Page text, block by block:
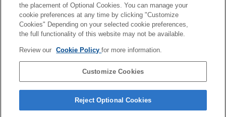
Si vous avez des problèmes
Pour plus d’informations sur la conformité aux lois sur
Accessibilité en France : conformité partielle
https://helpguide.sony.net/accessibility/france/v1/fr/index.h
the placement of Optional Cookies. You can manage your
cookie preferences at any time by clicking "Customize
Cookies" Depending on your selected cookie preferences,
the full functionality of this website may not be available.
Review our Cookie Policyfor more information.
Customize Cookies
Reject Optional Cookies